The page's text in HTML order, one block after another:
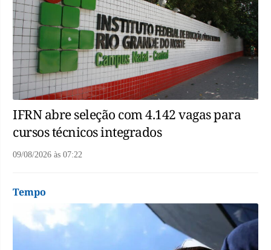
IFRN abre seleção com 4.142 vagas para
cursos técnicos integrados
09/08/2026 às 07:22
Tempo